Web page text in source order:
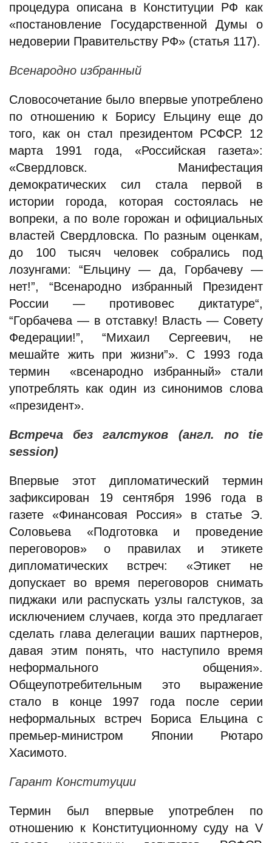
процедура описана в Конституции РФ как
«постановление Государственной Думы о
недоверии Правительству РФ» (статья 117).
Всенародно избранный
Словосочетание было впервые употреблено
по отношению к Борису Ельцину еще до
того, как он стал президентом РСФСР. 12
марта 1991 года, «Российская газета»:
«Свердловск. Манифестация
демократических сил стала первой в
истории города, которая состоялась не
вопреки, а по воле горожан и официальных
властей Свердловска. По разным оценкам,
до 100 тысяч человек собрались под
лозунгами: “Ельцину — да, Горбачеву —
нет!”, “Всенародно избранный Президент
России — противовес диктатуре“,
“Горбачева — в отставку! Власть — Совету
Федерации!”, “Михаил Сергеевич, не
мешайте жить при жизни”». С 1993 года
термин «всенародно избранный» стали
употреблять как один из синонимов слова
«президент».
Встреча без галстуков (англ. no tie
session)
Впервые этот дипломатический термин
зафиксирован 19 сентября 1996 года в
газете «Финансовая Россия» в статье Э.
Соловьева «Подготовка и проведение
переговоров» о правилах и этикете
дипломатических встреч: «Этикет не
допускает во время переговоров снимать
пиджаки или распускать узлы галстуков, за
исключением случаев, когда это предлагает
сделать глава делегации ваших партнеров,
давая этим понять, что наступило время
неформального общения».
Общеупотребительным это выражение
стало в конце 1997 года после серии
неформальных встреч Бориса Ельцина с
премьер-министром Японии Рютаро
Хасимото.
Гарант Конституции
Термин был впервые употреблен по
отношению к Конституционному суду на V